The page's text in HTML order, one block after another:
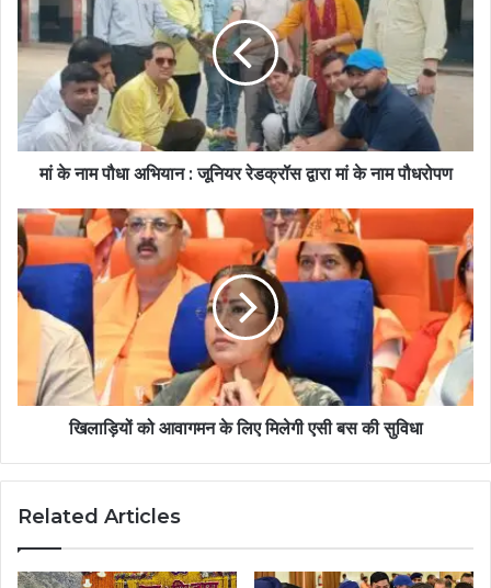
मां के नाम पौधा अभियान : जूनियर रेडक्रॉस द्वारा मां के नाम पौधरोपण
खिलाड़ियों को आवागमन के लिए मिलेगी एसी बस की सुविधा
Related Articles